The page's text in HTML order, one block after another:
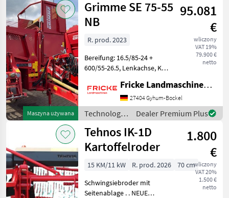
/ Sonstige
Maszyna używana
Grimme SE 75-55
NB
95.081
€
wliczony
VAT 19%
79.900 €
netto
R. prod. 2023
Bereifung: 16.5/85-24 +
600/55-26.5, Lenkachse, K80
Gelenkwelle,
Druckluftbremse,
Eigenhydraulik,
Dammaufnahme,
automatische
Fricke Landmaschinen GmbH
27404 Gyhum-Bockel
Technologia
ziemniaczana
/ Grimme
Dealer Premium Plus
Tehnos IK-1D
Kartoffelroder
1.800
€
wliczony
VAT 20%
1.500 €
netto
15 KM/11 kW R. prod. 2026
70 cm
Schwingsiebroder mit
Seitenablage . . NEUE